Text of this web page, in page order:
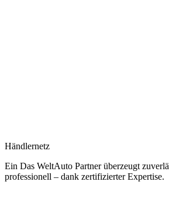
Händlernetz
Ein Das WeltAuto Partner überzeugt
professionell – dank zertifizierter Expertise.